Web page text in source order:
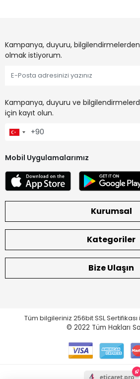
Kampanya, duyuru,
olmak istiyorum.
Kampanya, duyuru ve
için kayıt olun.
Mobil Uygulamalarımız
Kurumsal
Kategoriler
Bize Ulaşın
Tüm bilgileriniz 256bit SSL
© 2022 Tüm Hakları